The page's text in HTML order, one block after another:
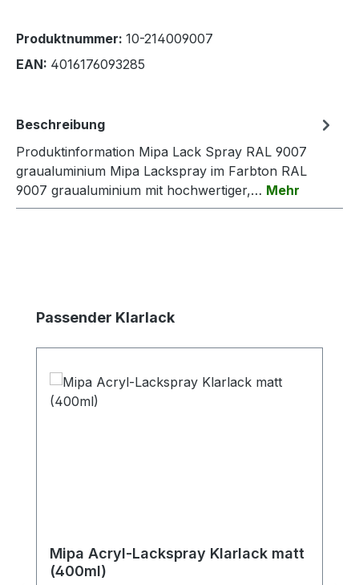
Produktnummer: 10-214009007
EAN: 4016176093285
Beschreibung
Produktinformation Mipa Lack Spray RAL 9007
graualuminium Mipa Lackspray im Farbton RAL
9007 graualuminium mit hochwertiger,… Mehr
Produktgalerie überspringen
Passender Klarlack
Mipa Acryl-Lackspray Klarlack matt
(400ml)